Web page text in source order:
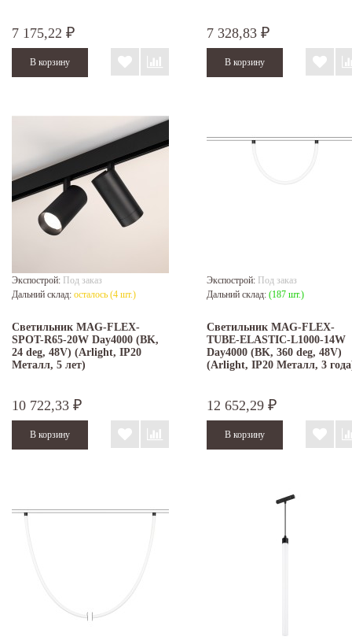
7 175,22 ₽ 7 328,83 ₽
Экспострой: Под заказ
Дальний склад: осталось (4 шт.)
Светильник MAG-FLEX-
SPOT-R65-20W Day4000 (BK,
24 deg, 48V) (Arlight, IP20
Металл, 5 лет)
10 722,33 ₽
Экспострой: Под заказ
Дальний склад: (187 шт.)
Светильник MAG-FLEX-
TUBE-ELASTIC-L1000-14W
Day4000 (BK, 360 deg, 48V)
(Arlight, IP20 Металл, 3
12 652,29 ₽